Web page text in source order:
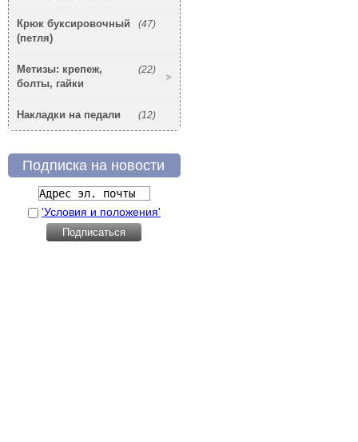
(47)
Крюк буксировочный
(петля)
(22)
Метизы: крепеж,
болты, гайки
(12)
Накладки на педали
Подписка на новости
'Условия и положения'